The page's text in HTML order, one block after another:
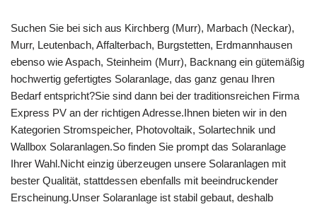
Suchen Sie bei sich aus Kirchberg (Murr), Marbach (Neckar),
Murr, Leutenbach, Affalterbach, Burgstetten, Erdmannhausen
ebenso wie Aspach, Steinheim (Murr), Backnang ein gütemäßig
hochwertig gefertigtes Solaranlage, das ganz genau Ihren
Bedarf entspricht?Sie sind dann bei der traditionsreichen Firma
Express PV an der richtigen Adresse.Ihnen bieten wir in den
Kategorien Stromspeicher, Photovoltaik, Solartechnik und
Wallbox Solaranlagen.So finden Sie prompt das Solaranlage
Ihrer Wahl.Nicht einzig überzeugen unsere Solaranlagen mit
bester Qualität, stattdessen ebenfalls mit beeindruckender
Erscheinung.Unser Solaranlage ist stabil gebaut, deshalb